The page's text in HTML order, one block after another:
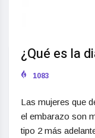
¿Qué es la
1083
Las mujeres que
el embarazo son
tipo 2 más